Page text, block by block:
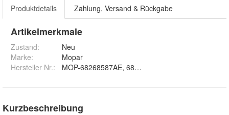
Produktdetails Zahlung, Versand & Rückgabe
Artikelmerkmale
Zustand:
Neu
Marke:
Mopar
Hersteller Nr.:
MOP-68268587AE, 68268587AB, 6826858
Kurzbeschreibung